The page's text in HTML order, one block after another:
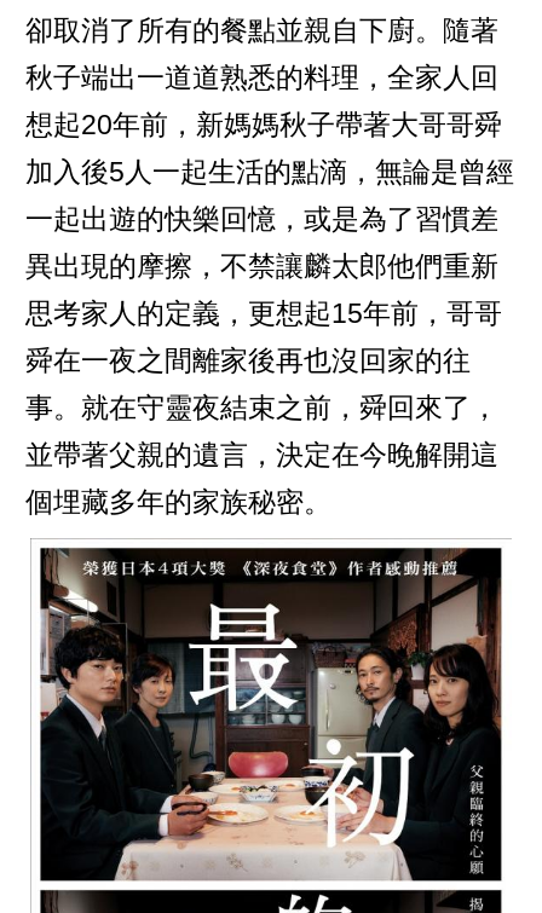
卻取消了所有的餐點並親自下廚。隨著
秋子端出一道道熟悉的料理，全家人回
想起20年前，新媽媽秋子帶著大哥哥舜
加入後5人一起生活的點滴，無論是曾經
一起出遊的快樂回憶，或是為了習慣差
異出現的摩擦，不禁讓麟太郎他們重新
思考家人的定義，更想起15年前，哥哥
舜在一夜之間離家後再也沒回家的往
事。就在守靈夜結束之前，舜回來了，
並帶著父親的遺言，決定在今晚解開這
個埋藏多年的家族秘密。